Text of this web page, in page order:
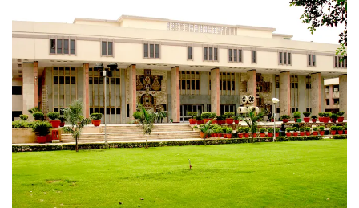
Aviation, Ministry of Civil Aviation
The Supreme Court has issued a notice to
the complainant Purnesh Modi and the Gujarat
government on the petition of Congress leader
Rahul Gandhi in the defamation case
Legal Jobs: Associate Legal Counsel –